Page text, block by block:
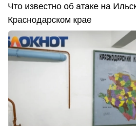
Что известно об атаке на
Краснодарском крае